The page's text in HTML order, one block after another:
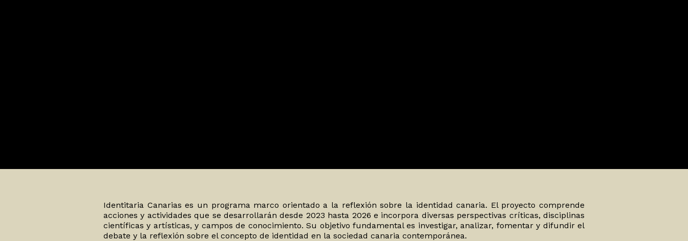
8 9 10 11 12 13
Identitaria Canarias es un programa marco orientado a la reflexión sobre la identidad canaria. El proyecto comprende
acciones y actividades que se desarrollarán desde 2023 hasta 2026 e incorpora diversas perspectivas críticas, disciplinas
científicas y artísticas, y campos de conocimiento. Su objetivo fundamental es investigar, analizar, fomentar y difundir el
debate y la reflexión sobre el concepto de identidad en la sociedad canaria contemporánea.